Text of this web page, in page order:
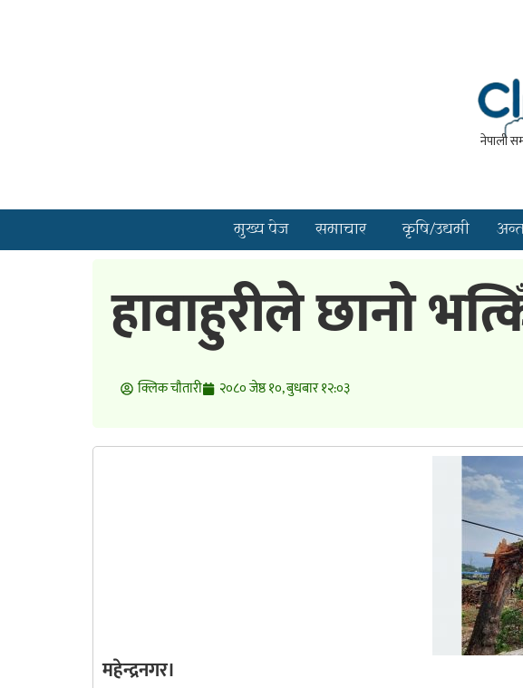
मुख्य पेज समाचार कृषि/उद्यमी
हावाहुरीले छानो
क्लिक चाैतारी २०८० जेष्ठ १०, बुधबार १२:०३
महेन्द्रनगर।